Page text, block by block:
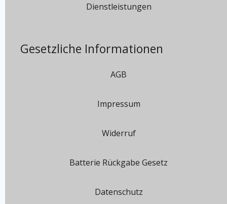
Dienstleistungen
Gesetzliche Informationen
AGB
Impressum
Widerruf
Batterie Rückgabe Gesetz
Datenschutz